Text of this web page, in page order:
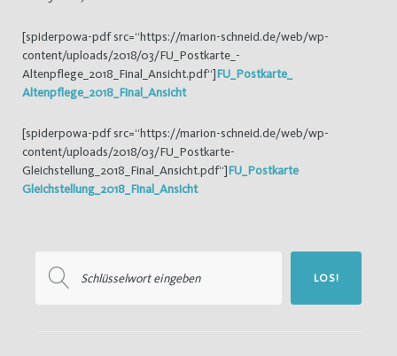
[spiderpowa-pdf src=“https://marion-schneid.de/web/wp-
content/uploads/2018/03/FU_Postkarte_-
Altenpflege_2018_Final_Ansicht.pdf“]FU_Postkarte_
Altenpflege_2018_Final_Ansicht
[spiderpowa-pdf src=“https://marion-schneid.de/web/wp-
content/uploads/2018/03/FU_Postkarte-
Gleichstellung_2018_Final_Ansicht.pdf“]FU_Postkarte
Gleichstellung_2018_Final_Ansicht
nach:
LOS!